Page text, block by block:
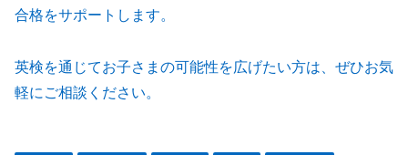
合格をサポートします。
英検を通じてお子さまの可能性を広げたい方は、ぜひお気
軽にご相談ください。